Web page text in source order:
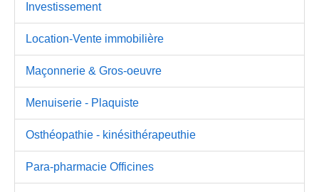
Investissement
Location-Vente immobilière
Maçonnerie & Gros-oeuvre
Menuiserie - Plaquiste
Osthéopathie - kinésithérapeuthie
Para-pharmacie Officines